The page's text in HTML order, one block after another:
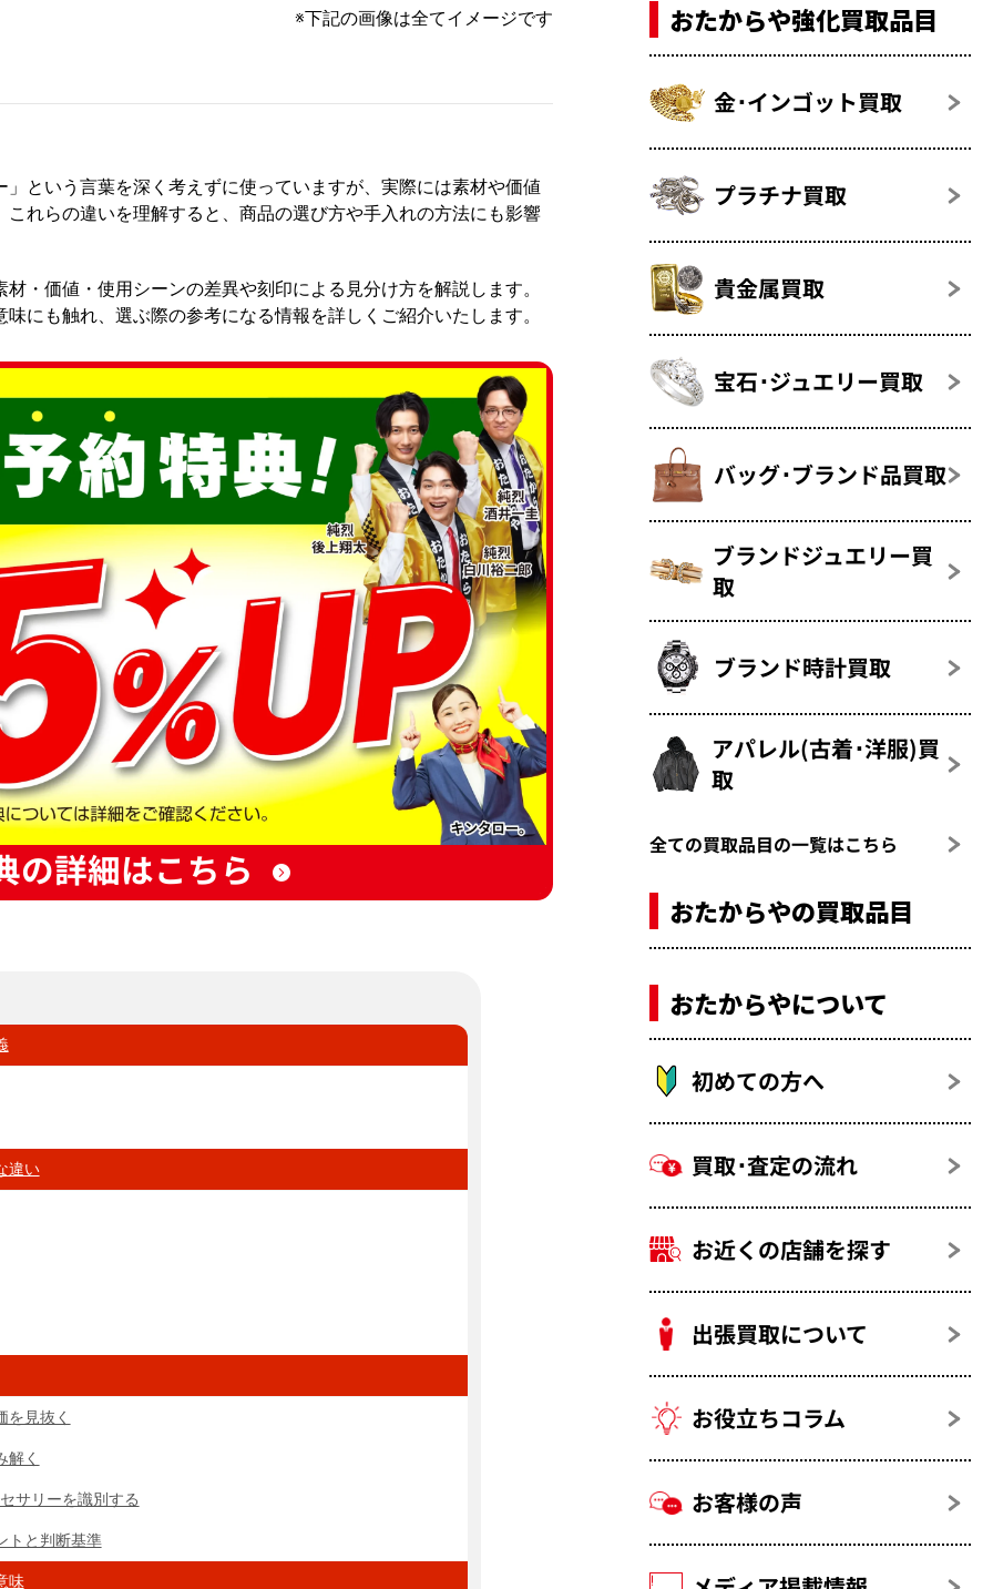
※下記の画像は全てイメージです
という言葉を深く考えずに使っていますが、実際には素材や価値
れらの違いを理解すると、商品の選び方や手入れの方法にも影響
・価値・使用シーンの差異や刻印による見分け方を解説します。
にも触れ、選ぶ際の参考になる情報を詳しくご紹介いたします。
の詳細はこちら
違い
を見抜く
解く
サリーを識別する
トと判断基準
味
おたからや強化買取品目
金･インゴット買取
プラチナ買取
貴金属買取
宝石･ジュエリー買取
バッグ･ブランド品買取
ブランドジュエリー買
取
ブランド時計買取
アパレル(古着･洋服)買
取
全ての買取品目の一覧はこちら
おたからやの買取品目
おたからやについて
初めての方へ
買取･査定の流れ
お近くの店舗を探す
出張買取について
お役立ちコラム
お客様の声